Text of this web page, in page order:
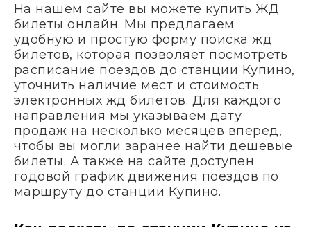
На нашем сайте вы можете купить ЖД
билеты онлайн. Мы предлагаем
удобную и простую форму поиска жд
билетов, которая позволяет посмотреть
расписание поездов до станции Купино,
уточнить наличие мест и стоимость
электронных жд билетов. Для каждого
направления мы указываем дату
продаж на несколько месяцев вперед,
чтобы вы могли заранее найти дешевые
билеты. А также на сайте доступен
годовой график движения поездов по
маршруту до станции Купино.